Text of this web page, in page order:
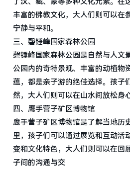
丰富的佛教文化，大人们则可以在
宁静与平和。
三、磬锤峰国家森林公园
磬锤峰国家森林公园是自然与人文
公园内的奇特景观、丰富的动植物
蕴，都是亲子游的绝佳选择。孩子
然，大人们则可以在山水间放松身
四、鹰手营子矿区博物馆
鹰手营子矿区博物馆是了解当地历
里，孩子们可以通过展览和互动活
变和文化特色，大人们则可以在回
子间的沟通与交